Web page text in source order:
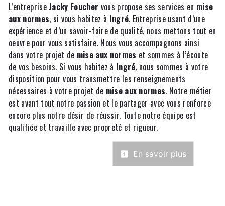
L’entrepriseJacky Foucher vous propose ses services en mise
aux normes, si vous habitez à Ingré. Entreprise usant d’une
expérience et d’un savoir-faire de qualité, nous mettons tout en
oeuvre pour vous satisfaire. Nous vous accompagnons ainsi
dans votre projet de mise aux normes et sommes à l’écoute
de vos besoins. Si vous habitez à Ingré, nous sommes à votre
disposition pour vous transmettre les renseignements
nécessaires à votre projet de mise aux normes. Notre métier
est avant tout notre passion et le partager avec vous renforce
encore plus notre désir de réussir. Toute notre équipe est
qualifiée et travaille avec propreté et rigueur.
En savoir plus